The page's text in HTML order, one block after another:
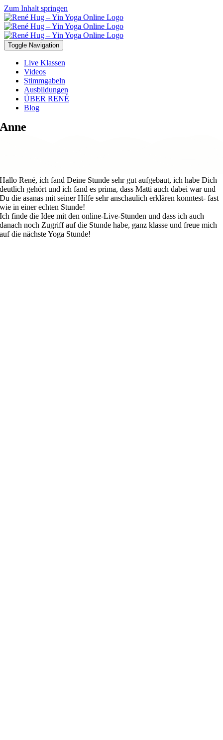
Zum Inhalt springen
Toggle Navigation
Live Klassen
Videos
Stimmgabeln
Ausbildungen
ÜBER RENÉ
Blog
Anne
Hallo René, ich fand Deine Stunde sehr gut aufgebaut, ich habe Dich
deutlich gehört und ich fand es prima, dass Matti auch dabei war und
Du die asanas mit seiner Hilfe sehr anschaulich erklären konntest- fast
wie in einer echten Stunde!
Ich finde die Idee mit den online-Live-Stunden und dass ich auch
danach noch Zugriff auf die Stunde habe, ganz klasse und freue mich
auf die nächste Yoga Stunde!